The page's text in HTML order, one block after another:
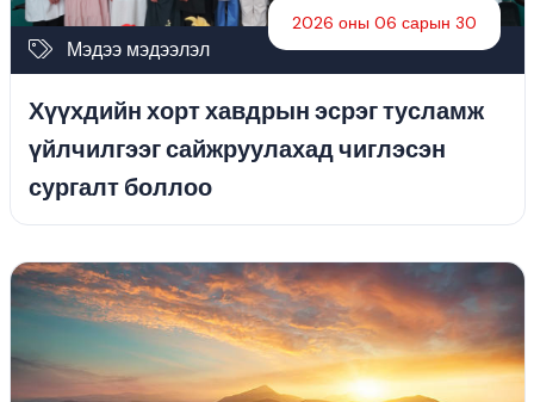
Мэдээ мэдээлэл
2026 оны 06 сарын 30
Хүүхдийн хорт хавдрын эсрэг тусламж
үйлчилгээг сайжруулахад чиглэсэн
сургалт боллоо